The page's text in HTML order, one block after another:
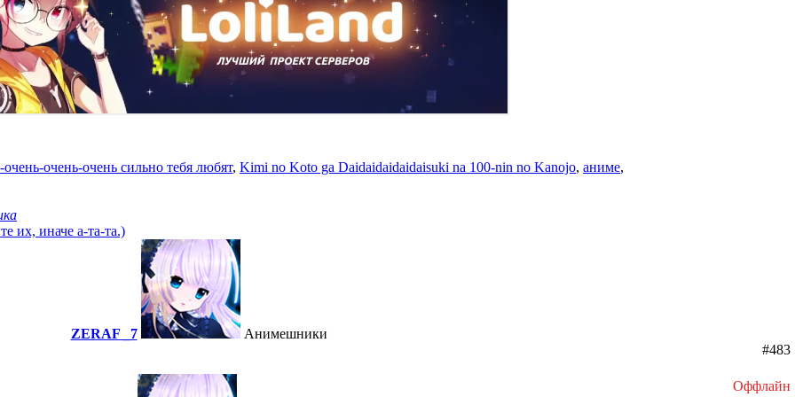
очень-очень сильно тебя любят, Kimi no Koto ga Daidaidaidaidaisuki na 100-nin no Kanojo, аниме,
их, иначе а-та-та.)
ZERAF _7
Анимешники
#483
Оффлайн